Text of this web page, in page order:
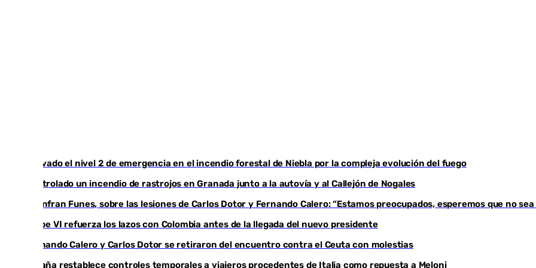
Activado el nivel 2 de emergencia en el incendio forestal de Niebla por la compleja evolución del fuego
Controlado un incendio de rastrojos en Granada junto a la autovía y al Callejón de Nogales
Juanfran Funes, sobre las lesiones de Carlos Dotor y Fernando Calero: “Estamos preocupados, esperemos que no sea
Felipe VI refuerza los lazos con Colombia antes de la llegada del nuevo presidente
Fernando Calero y Carlos Dotor se retiraron del encuentro contra el Ceuta con molestias
España restablece controles temporales a viajeros procedentes de Italia como repuesta a Meloni